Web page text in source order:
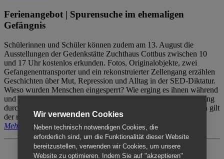
Ferienangebot | Spurensuche im ehemaligen
Gefängnis
Schülerinnen und Schüler können zudem am 13. August die
Ausstellungen der Gedenkstätte Zuchthaus Cottbus zwischen 10
und 17 Uhr kostenlos erkunden. Fotos, Originalobjekte, zwei
Gefangenentransporter und ein rekonstruierter Zellengang erzählen
Geschichten über Mut, Repression und Alltag in der SED-Diktatur.
Wieso wurden Menschen eingesperrt? Wie erging es ihnen während
und nach der Haft? Der Besuch erfolgt individuell ohne Betreuung
durch das Menschenrechtszentrum Cottbus. Für Begleitpersonen gilt
der reguläre Eintritt (8€ / ermäßigt 5€).
Mehr erfahren
Wir verwenden Cookies
Neben technisch notwendigen Cookies, die
erforderlich sind, um die Funktionalität dieser Website
bereitzustellen, verwenden wir Cookies, um unsere
Website zu optimieren. Indem Sie auf "akzeptieren"